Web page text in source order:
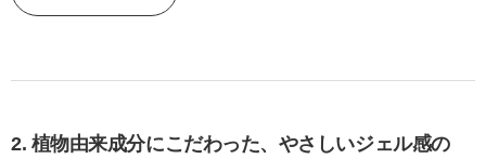
2. 植物由来成分にこだわった、やさしいジェル感の